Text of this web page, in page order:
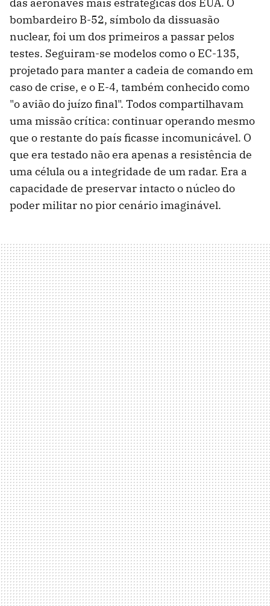
das aeronaves mais estratégicas dos EUA. O
bombardeiro B-52, símbolo da dissuasão
nuclear, foi um dos primeiros a passar pelos
testes. Seguiram-se modelos como o EC-135,
projetado para manter a cadeia de comando em
caso de crise, e o E-4, também conhecido como
"o avião do juízo final". Todos compartilhavam
uma missão crítica: continuar operando mesmo
que o restante do país ficasse incomunicável. O
que era testado não era apenas a resistência de
uma célula ou a integridade de um radar. Era a
capacidade de preservar intacto o núcleo do
poder militar no pior cenário imaginável.